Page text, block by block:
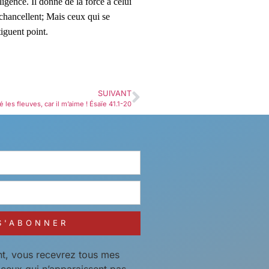
Mais ceux qui se
point.
SUIVANT
les fleuves, car il m’aime ! Ésaïe 41.1-20
vous recevrez tous mes